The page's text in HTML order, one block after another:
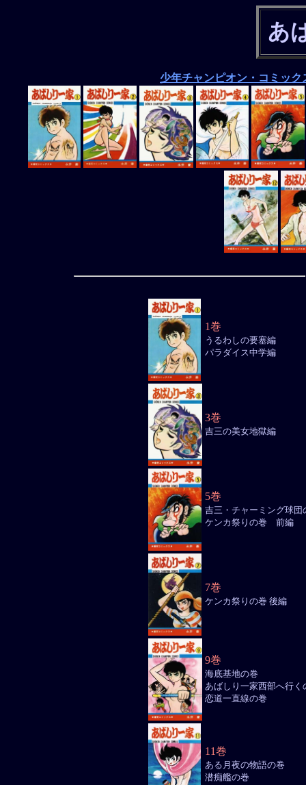
あ
少年チャンピオン・コミック
1巻
うるわしの要塞編
パラダイス中学編
3巻
吉三の美女地獄編
5巻
吉三・チャーミング球団
ケンカ祭りの巻 前編
7巻
ケンカ祭りの巻 後編
9巻
海底基地の巻
あばしり一家西部へ行く
恋道一直線の巻
11巻
ある月夜の物語の巻
潜痴艦の巻